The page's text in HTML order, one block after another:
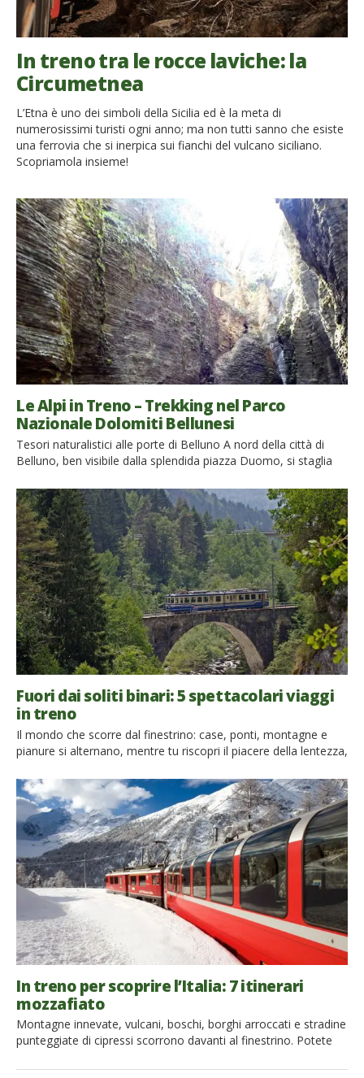
In treno tra le rocce laviche: la
Circumetnea
L’Etna è uno dei simboli della Sicilia ed è la meta di
numerosissimi turisti ogni anno; ma non tutti sanno che esiste
una ferrovia che si inerpica sui fianchi del vulcano siciliano.
Scopriamola insieme!
Le Alpi in Treno – Trekking nel Parco
Nazionale Dolomiti Bellunesi
Tesori naturalistici alle porte di Belluno A nord della città di
Belluno, ben visibile dalla splendida piazza Duomo, si staglia
cima più alta del Parco Nazionale Dolomiti Bellunesi. Questa
cresta chiude verso l’alto un’imponente parete di Dolomia, che
nulla ha da invidiare alle altre più […]
Fuori dai soliti binari: 5 spettacolari viaggi
in treno
Il mondo che scorre dal finestrino: case, ponti, montagne e
pianure si alternano, mentre tu riscopri il piacere della lentezza,
scoprire l’Italia da un’altra prospettiva, di viaggiare fuori dai
soliti binari del turismo di massa, in carrozze dal sapore
vintage e retrò. Ecco […]
In treno per scoprire l’Italia: 7 itinerari
mozzafiato
Montagne innevate, vulcani, boschi, borghi arroccati e stradine
punteggiate di cipressi scorrono davanti al finestrino. Potete
elegante ed antico, magari sorseggiando una tazza di